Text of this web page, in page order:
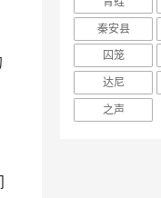
秦安县
囚笼
达尼
之声